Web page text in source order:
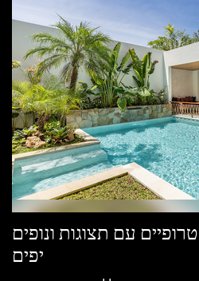
עם תצוגות ונופים
יפים